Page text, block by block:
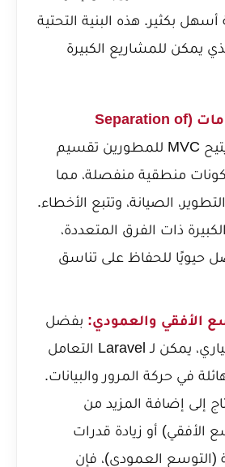
أسهل بكثير. هذه البنية التحتية
يمكن للمشاريع الكبيرة
فصل الاهتمامات (Separation of
يتيح MVC للمطورين تقسيم
منطقية منفصلة، مما
الصيانة، وتتبع الأخطاء.
ذات الفرق المتعددة،
حيويًا للحفاظ على تناسق
الأفقي والعمودي: بفضل
تصميمه المعياري، يمكن لـ Laravel التعامل
في حركة المرور والبيانات.
إلى إضافة المزيد من
الأفقي) أو زيادة قدرات
(التوسع العمودي)، فإن